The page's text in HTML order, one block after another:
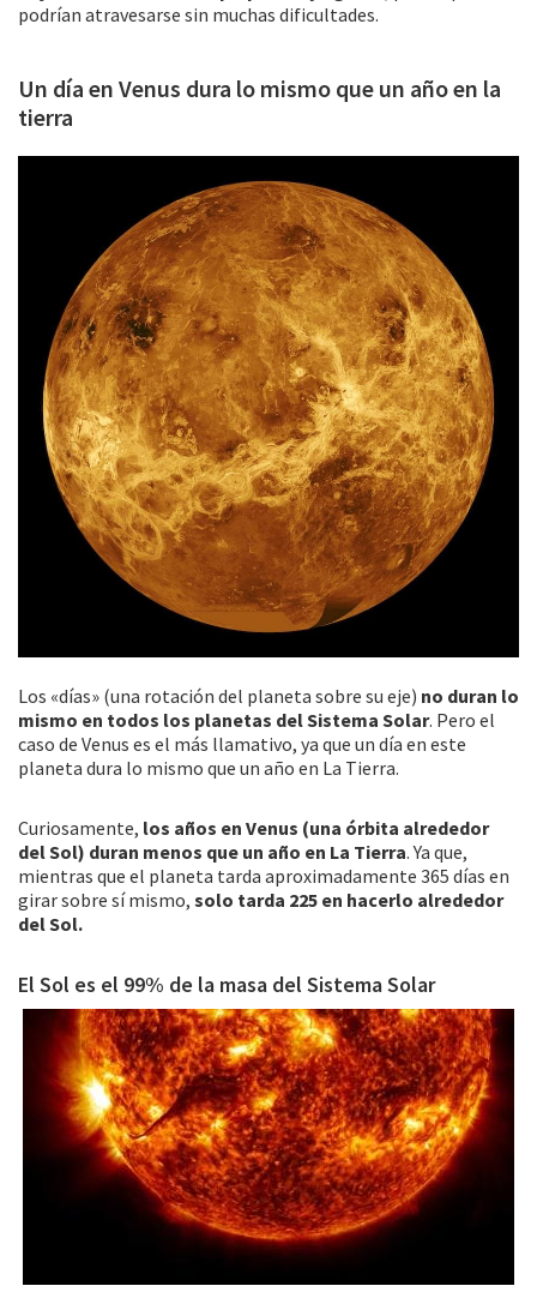
podrían atravesarse sin muchas dificultades.
Un día en Venus dura lo mismo que un año en la
tierra
Los «días» (una rotación del planeta sobre su eje) no duran lo
mismo en todos los planetas del Sistema Solar. Pero el
caso de Venus es el más llamativo, ya que un día en este
planeta dura lo mismo que un año en La Tierra.
Curiosamente, los años en Venus (una órbita alrededor
del Sol) duran menos que un año en La Tierra. Ya que,
mientras que el planeta tarda aproximadamente 365 días en
girar sobre sí mismo, solo tarda 225 en hacerlo alrededor
del Sol.
El Sol es el 99% de la masa del Sistema Solar